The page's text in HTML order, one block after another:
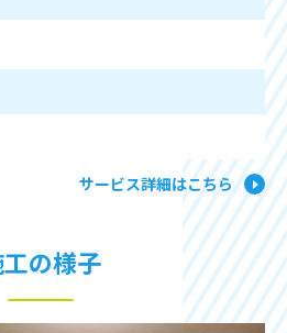
サービス詳細はこちら
の様子